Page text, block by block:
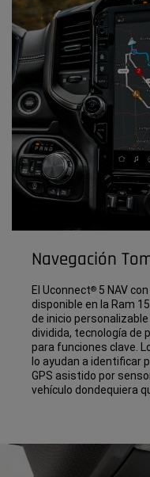
Navegación
El Uconnect® 5 NAV
disponible en la Ram
de inicio
dividida, tecnología de
para funciones clave.
lo ayudan a identificar
GPS asistido por
vehículo dondequiera